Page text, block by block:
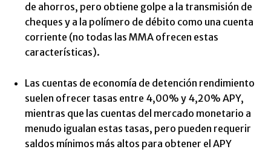
de ahorros, pero obtiene golpe a la transmisión de
cheques y a la polímero de débito como una cuenta
corriente (no todas las MMA ofrecen estas
características).
Las cuentas de economía de detención rendimiento
suelen ofrecer tasas entre 4,00% y 4,20% APY,
mientras que las cuentas del mercado monetario a
menudo igualan estas tasas, pero pueden requerir
saldos mínimos más altos para obtener el APY